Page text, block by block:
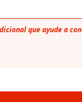
que ayude a